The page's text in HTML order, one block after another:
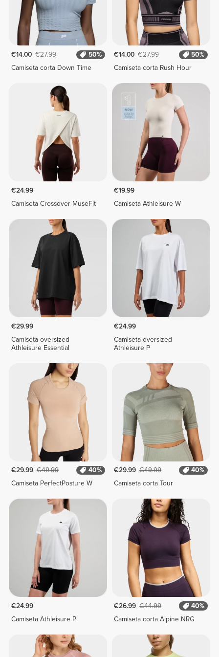
€14.00 €27.99
50%
Camiseta corta Down Time
€14.00 €27.99
50%
Camiseta corta Rush Hour
€24.99
Camiseta Crossover MuseFit
€19.99
Camiseta Athleisure W
€29.99
Camiseta oversized
Athleisure Essential
€24.99
Camiseta oversized
Athleisure P
€29.99 €49.99
40%
Camiseta PerfectPosture W
€29.99 €49.99
40%
Camiseta corta Tour
€24.99
Camiseta Athleisure P
€26.99 €44.99
40%
Camiseta corta Alpine NRG